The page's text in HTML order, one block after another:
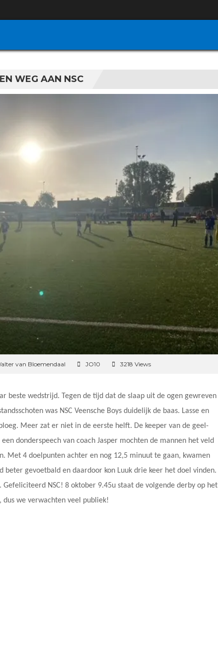
WEG AAN NSC
van Bloemendaal JO10 3218 Views
beste wedstrijd. Tegen de tijd dat de slaap uit de ogen gewreven
was NSC Veensche Boys duidelijk de baas. Lasse en
Meer zat er niet in de eerste helft. De keeper van de geel-
donderspeech van coach Jasper mochten de mannen het veld
Met 4 doelpunten achter en nog 12,5 minuut te gaan, kwamen
beter gevoetbald en daardoor kon Luuk drie keer het doel vinden.
NSC! 8 oktober 9.45u staat de volgende derby op het
we verwachten veel publiek!